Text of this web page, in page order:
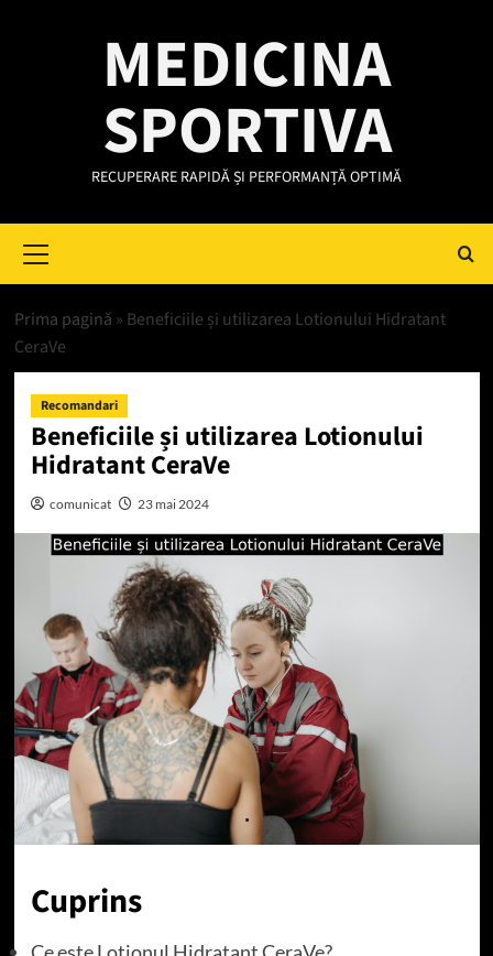
MEDICINA
SPORTIVA
RECUPERARE RAPIDĂ ȘI PERFORMANȚĂ OPTIMĂ
Menu
Prima pagină » Beneficiile și utilizarea Lotionului Hidratant
CeraVe
Recomandari
Beneficiile și utilizarea Lotionului
Hidratant CeraVe
comunicat 23 mai 2024
Cuprins
Ce este Lotionul Hidratant CeraVe?